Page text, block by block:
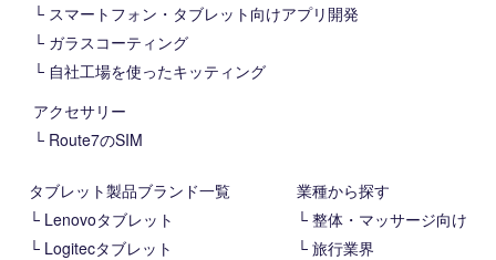
スマートフォン・タブレット向けアプリ開発
ガラスコーティング
自社工場を使ったキッティング
アクセサリー
Route7のSIM
タブレット製品ブランド一覧
Lenovoタブレット
Logitecタブレット
業種から探す
整体・マッサージ向け
旅行業界